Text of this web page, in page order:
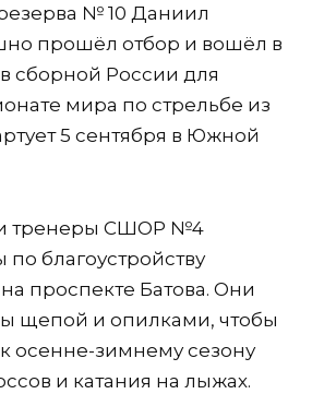
№ 10 Даниил
прошёл отбор и вошёл в
сборной России для
мира по стрельбе из
5 сентября в Южной
тренеры СШОР №4
благоустройству
проспекте Батова. Они
щепой и опилками, чтобы
осенне-зимнему сезону
и катания на лыжах.